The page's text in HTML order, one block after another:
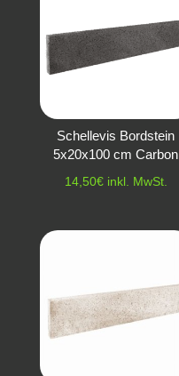
Schellevis Bordstein
5x20x100 cm Carbon
14,50€ inkl. MwSt.